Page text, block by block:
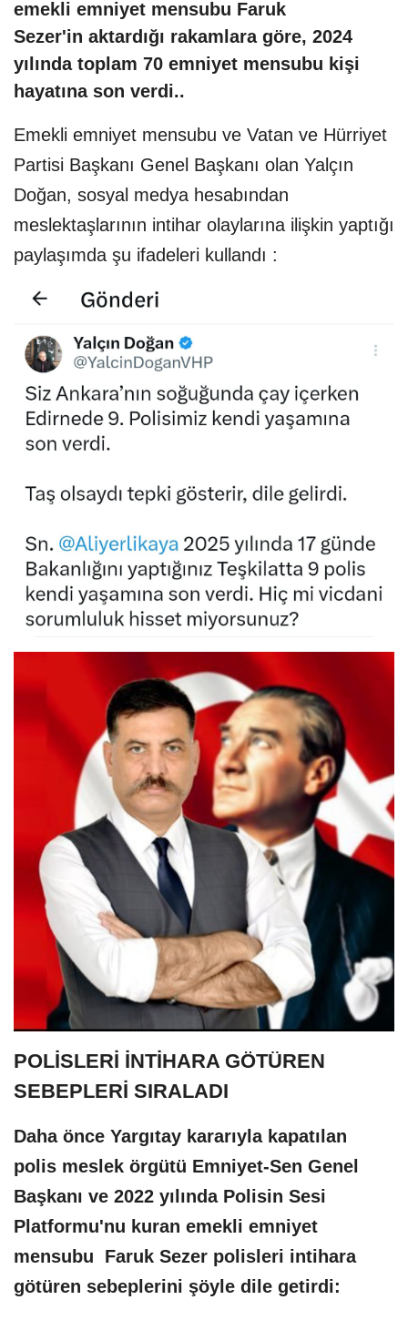
emekli emniyet mensubu Faruk
Sezer'in aktardığı rakamlara göre, 2024
yılında toplam 70 emniyet mensubu kişi
hayatına son verdi..
Emekli emniyet mensubu ve Vatan ve Hürriyet
Partisi Başkanı Genel Başkanı olan Yalçın
Doğan, sosyal medya hesabından
meslektaşlarının intihar olaylarına ilişkin yaptığı
paylaşımda şu ifadeleri kullandı :
POLİSLERİ İNTİHARA GÖTÜREN
SEBEPLERİ SIRALADI
Daha önce Yargıtay kararıyla kapatılan
polis meslek örgütü Emniyet-Sen Genel
Başkanı ve 2022 yılında Polisin Sesi
Platformu'nu kuran emekli emniyet
mensubu Faruk Sezer polisleri intihara
götüren sebeplerini şöyle dile getirdi: